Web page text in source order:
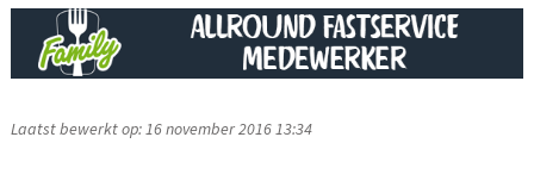
Laatst bewerkt op: 16 november 2016 13:34